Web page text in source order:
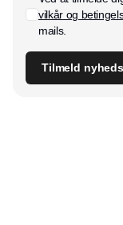
vilkår og
mails.
Tilmeld